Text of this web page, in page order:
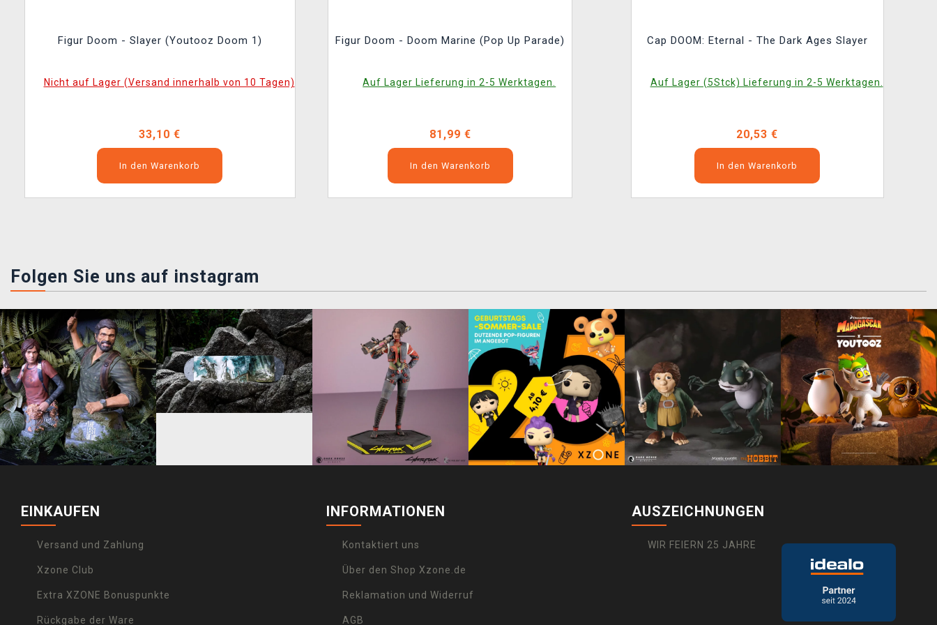
Figur Doom - Slayer (Youtooz Doom 1)
Nicht auf Lager (Versand innerhalb von 10 Tagen)
33,10 €
In den Warenkorb
Figur Doom - Doom Marine (Pop Up Parade)
Auf Lager Lieferung in 2-5 Werktagen.
81,99 €
In den Warenkorb
Cap DOOM: Eternal - The Dark Ages Slayer
Auf Lager (5Stck) Lieferung in 2-5 Werktagen.
20,53 €
In den Warenkorb
Folgen Sie uns auf instagram
EINKAUFEN
Versand und Zahlung
Xzone Club
Extra XZONE Bonuspunkte
Rückgabe der Ware
INFORMATIONEN
Kontaktiert uns
Über den Shop Xzone.de
Reklamation und Widerruf
AGB
AUSZEICHNUNGEN
WIR FEIERN 25 JAHRE